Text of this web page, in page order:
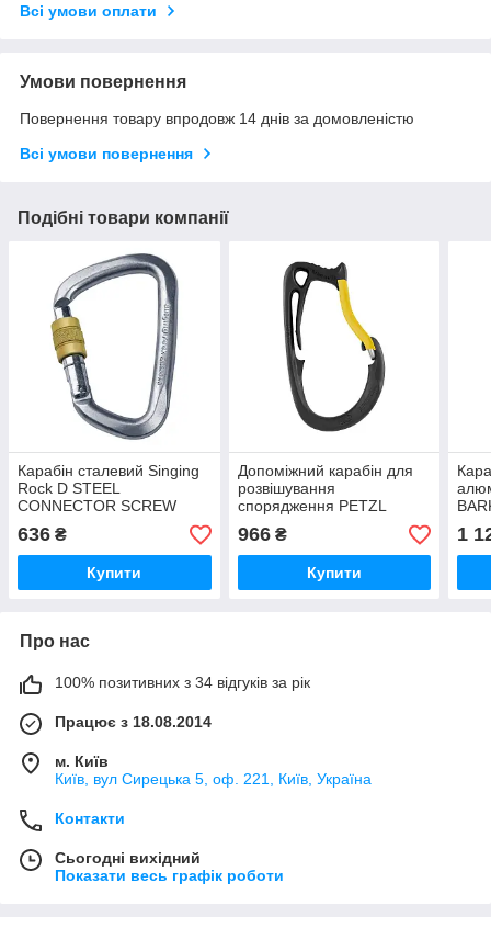
Всі умови оплати
Умови повернення
Повернення товару впродовж 14 днів за домовленістю
Всі умови повернення
Подібні товари компанії
Карабін сталевий Singing
Rock D STEEL
CONNECTOR SCREW
636 ₴
Купити
Допоміжний карабін для
розвішування
спорядження PETZL
CARITOOL L
966₴
Купити
1
Про нас
100% позитивних з 34 відгуків за рік
Працює з 18.08.2014
м. Київ
Київ, вул Сирецька 5, оф. 221, Київ, Україна
Контакти
Сьогодні вихідний
Показати весь графік роботи